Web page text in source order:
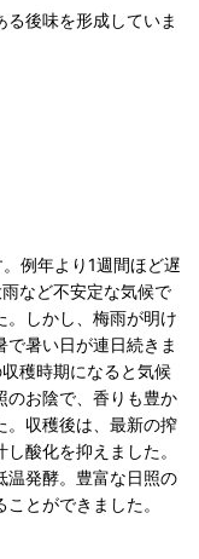
後味を形成していま
例年より1週間ほど遅
など不安定な気候で
。しかし、梅雨が明け
暑い日が連日続きま
穫時期になると気候
のお陰で、香りも豊か
。収穫後は、最新の搾
酸化を抑えました。
温発酵。豊富な日照の
とができました。